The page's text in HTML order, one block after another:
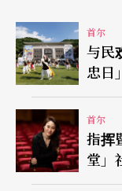
首尔
与民
忠日
首尔
指挥
堂」